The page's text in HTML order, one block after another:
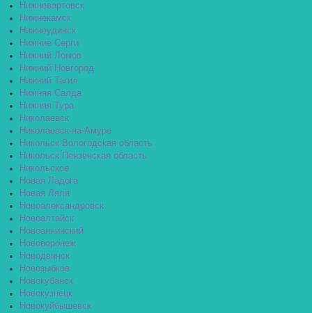
Нижневартовск
Нижнекамск
Нижнеудинск
Нижние Серги
Нижний Ломов
Нижний Новгород
Нижний Тагил
Нижняя Салда
Нижняя Тура
Николаевск
Николаевск-на-Амуре
Никольск Вологодская область
Никольск Пензенская область
Никольское
Новая Ладога
Новая Ляля
Новоалександровск
Новоалтайск
Новоаннинский
Нововоронеж
Новодвинск
Новозыбков
Новокубанск
Новокузнецк
Новокуйбышевск